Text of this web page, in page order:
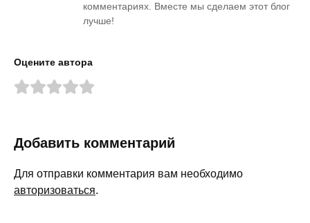
комментариях. Вместе мы сделаем этот блог
лучше!
Оцените автора
Добавить комментарий
Для отправки комментария вам необходимо
авторизоваться.